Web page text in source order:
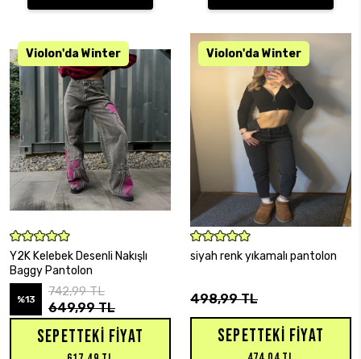
SEPETE EKLE
Y2K Kelebek Desenli Nakışlı
Baggy Pantolon
%13
742,99 TL
649,99 TL
SEPETTEKI FIYAT
SEPETE EKLE
siyah renk yıkamalı pantolon
498,99 TL
SEPETTEKI FIYAT